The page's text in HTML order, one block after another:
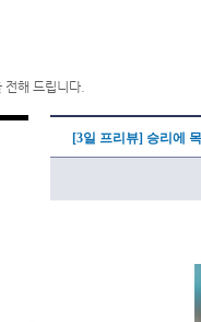
해 드립니다.
[3일 프리뷰] 승리에